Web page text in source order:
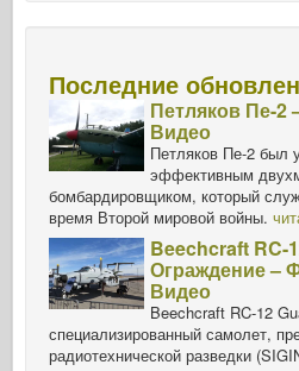
Последние
Петляков Пе-2
Видео
Петляков Пе-2 был
эффективным
бомбардировщиком, который
время Второй мировой войны.
Beechcraft RC-
Ограждение –
Видео
Beechcraft RC-12
специализированный самолет,
радиотехнической разведки